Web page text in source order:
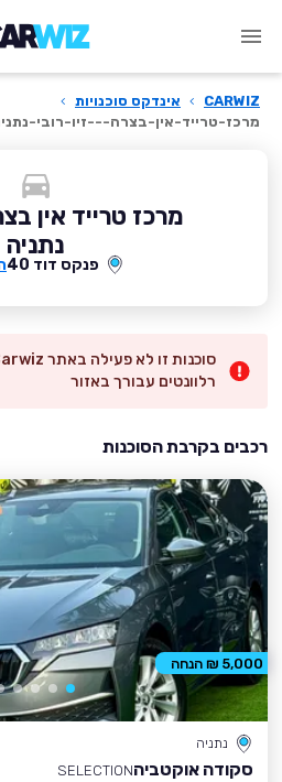
CARWIZ
› אינדקס סוכנויות ›
מרכז-טרייד-אין-בצרה---זיו-רובי-
מרכז טרייד אין
נתניה
פנקס דוד 40
רלוונטים עבורך באזור
רכבים בקרבת הסוכנות
נתניה
סקודה אוקטביהSELECTION
5,000 ₪ הנחה